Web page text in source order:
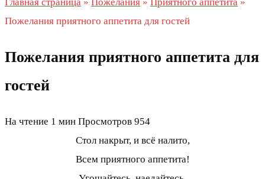
Пожелания приятного аппетита для гостей
Пожелания приятного аппетита для
гостей
На чтение 1 мин Просмотров 954
Стол накрыт, и всё налито,
Всем приятного аппетита!